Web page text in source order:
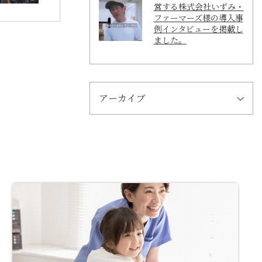
営する株式会社いずみ・
ファーマーズ様の導入事
例インタビューを掲載し
ました。
アーカイブ